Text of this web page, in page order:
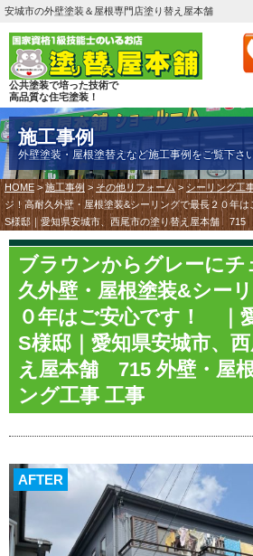
安城市の外壁塗装＆屋根専門店塗り替え屋本舗
公共塗装で培った技術で
高品質な住宅塗装！
施工事例
外壁塗装・屋根塗替えなど施工事例をご覧下さ
HOME >施工事例 > その他リフォーム > シーリング工
ジ！高耐久外壁・屋根塗装&シーリングで最長２０年
S様邸｜愛知県安城市、西尾市の塗り替え屋本舗 715
ブラウンからグレーにチ
久外壁・屋根塗装&シー
０年はご安心です！ ｜
S様邸｜愛知県安城市、
え屋本舗 715 外壁・屋
ング工事 工事
AFTER